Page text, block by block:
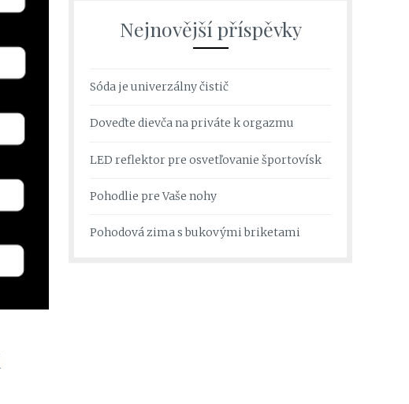
Nejnovější příspěvky
Sóda je univerzálny čistič
Doveďte dievča na priváte k orgazmu
LED reflektor pre osvetľovanie športovísk
Pohodlie pre Vaše nohy
Pohodová zima s bukovými briketami